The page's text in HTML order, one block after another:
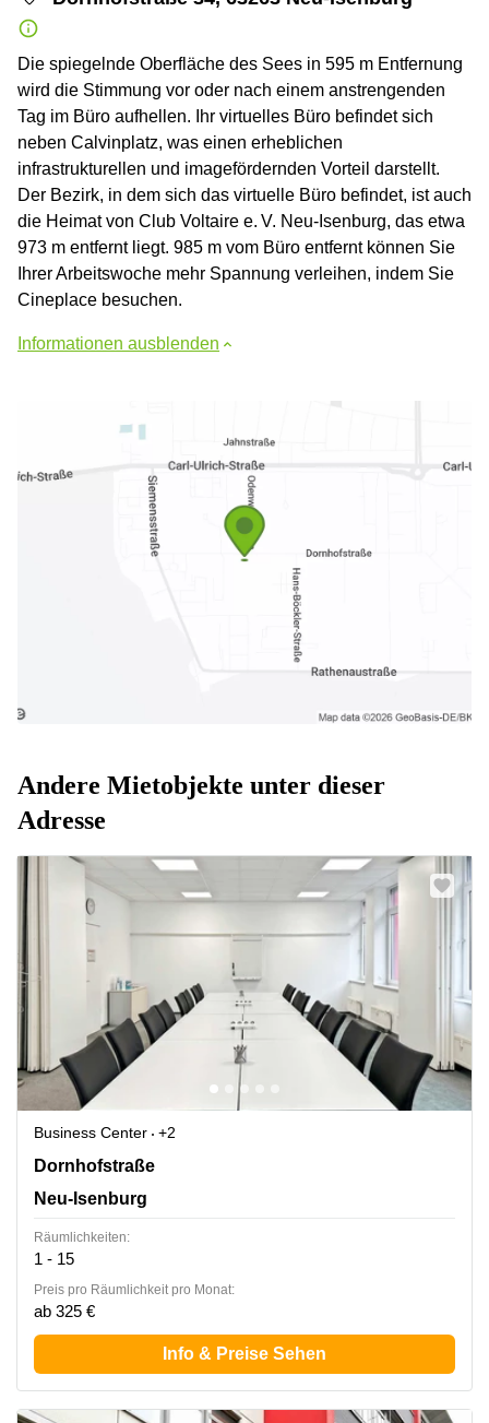
Die spiegelnde Oberfläche des Sees in 595 m Entfernung
wird die Stimmung vor oder nach einem anstrengenden
Tag im Büro aufhellen. Ihr virtuelles Büro befindet sich
neben Calvinplatz, was einen erheblichen
infrastrukturellen und imagefördernden Vorteil darstellt.
Der Bezirk, in dem sich das virtuelle Büro befindet, ist auch
die Heimat von Club Voltaire e. V. Neu-Isenburg, das etwa
973 m entfernt liegt. 985 m vom Büro entfernt können Sie
Ihrer Arbeitswoche mehr Spannung verleihen, indem Sie
Cineplace besuchen.
Informationen ausblenden
Andere Mietobjekte unter dieser
Adresse
Business Center
+2
Dornhofstraße 34, Neu-Isenburg
Dornhofstraße
Neu-Isenburg
Räumlichkeiten:
1 - 15
Preis pro Räumlichkeit pro Monat:
ab 325 €
Info & Preise Sehen